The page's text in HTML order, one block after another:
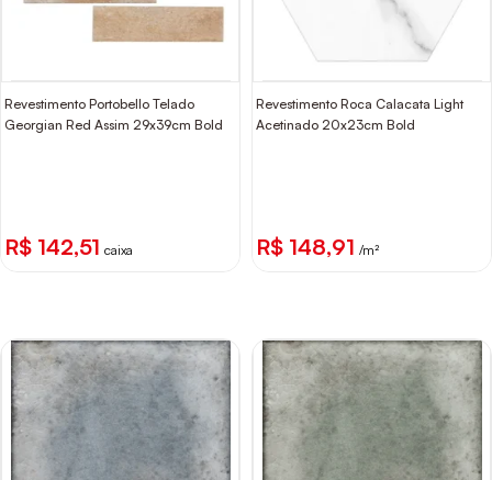
Revestimento Portobello Telado
Georgian Red Assim 29x39cm Bold
R$ 142,51 caixa
Revestimento Roca Calacata Light
Acetinado 20x23cm Bold
R$ 148,91 /m²